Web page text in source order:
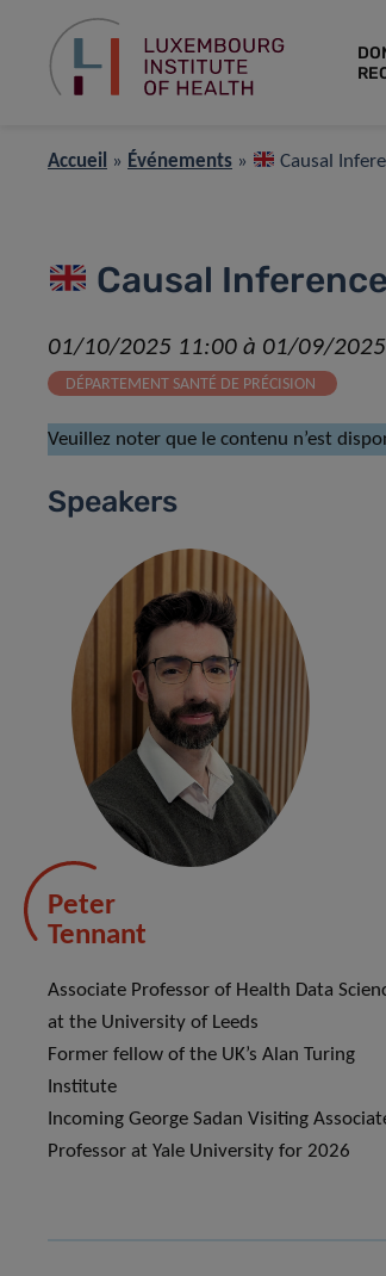
Accueil » Événements » Causal
Causal
01/10/2025 11:00 à 01/09/
DÉPARTEMENT SANTÉ DE PRÉCISION
Veuillez noter que le contenu n’est
Speakers
Peter
Tennant
Associate Professor of Health Data
at the University of Leeds
Former fellow of the UK’s Alan Turing
Institute
Incoming George Sadan Visiting
Professor at Yale University for 2026